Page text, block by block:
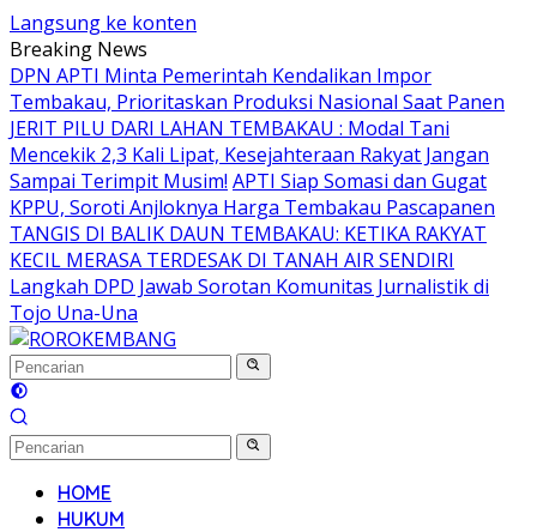
Langsung ke konten
Breaking News
DPN APTI Minta Pemerintah Kendalikan Impor
Tembakau, Prioritaskan Produksi Nasional Saat Panen
JERIT PILU DARI LAHAN TEMBAKAU ​: Modal Tani
Mencekik 2,3 Kali Lipat, Kesejahteraan Rakyat Jangan
Sampai Terimpit Musim! APTI Siap Somasi dan Gugat
KPPU, Soroti Anjloknya Harga Tembakau Pascapanen
TANGIS DI BALIK DAUN TEMBAKAU: KETIKA RAKYAT
KECIL MERASA TERDESAK DI TANAH AIR SENDIRI
Langkah DPD Jawab Sorotan Komunitas Jurnalistik di
Tojo Una-Una
HOME
HUKUM